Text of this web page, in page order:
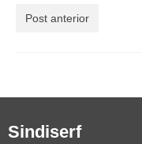
Post anterior
Sindiserf